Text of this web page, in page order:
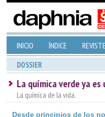
INICIO ÍNDICE
DOSSIER
La química verde ya es
La química de la vida.
Desde principios de los